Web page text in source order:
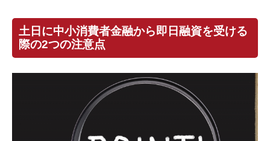
土日に中小消費者金融から即日融資を受ける
際の2つの注意点